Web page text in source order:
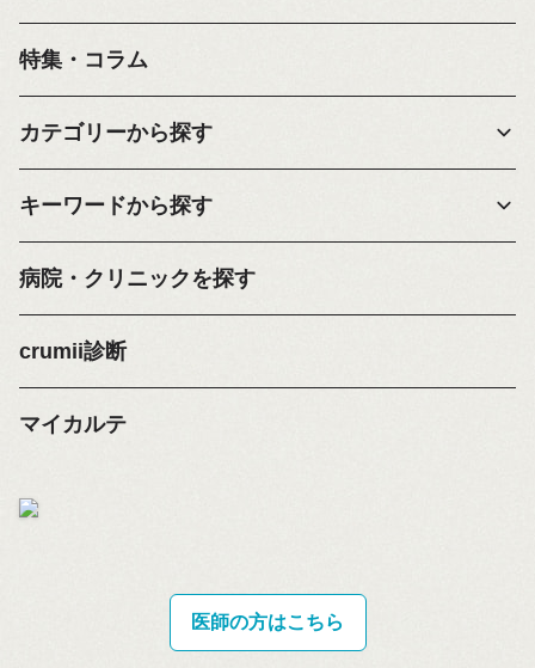
特集・コラム
カテゴリーから探す
キーワードから探す
病院・クリニックを探す
crumii診断
マイカルテ
医師の方はこちら